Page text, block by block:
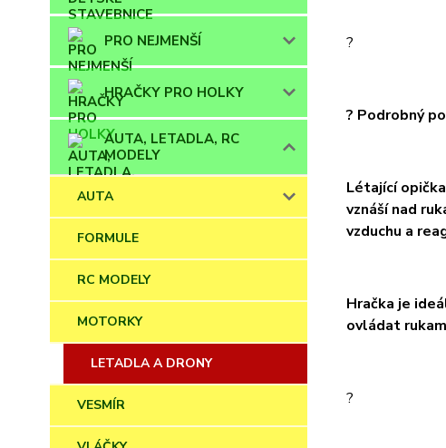
PRO NEJMENŠÍ
HRAČKY PRO HOLKY
AUTA, LETADLA, RC
MODELY
AUTA
FORMULE
RC MODELY
MOTORKY
LETADLA A DRONY
VESMÍR
?
? Podrobný
Létající opička
vznáší nad
vzduchu a
Hračka je
ovládat
?